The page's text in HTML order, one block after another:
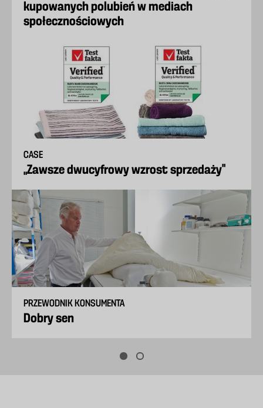
kupowanych polubień w mediach
społecznościowych
CASE
„Zawsze dwucyfrowy wzrost sprzedaży”
PRZEWODNIK KONSUMENTA
Dobry sen